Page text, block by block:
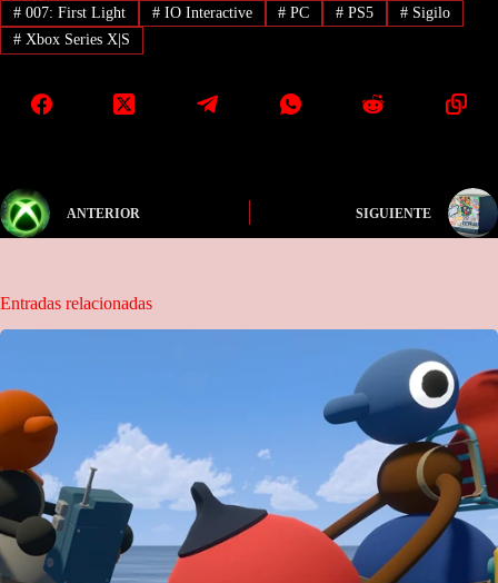
#007: First Light #IO Interactive # PC # PS5 # Sigilo
#Xbox Series X|S
ANTERIOR SIGUIENTE
Entradas relacionadas